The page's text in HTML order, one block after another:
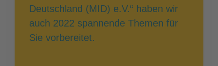
Deutschland (MID) e.V.“ haben wir
auch 2022 spannende Themen für
Sie vorbereitet.